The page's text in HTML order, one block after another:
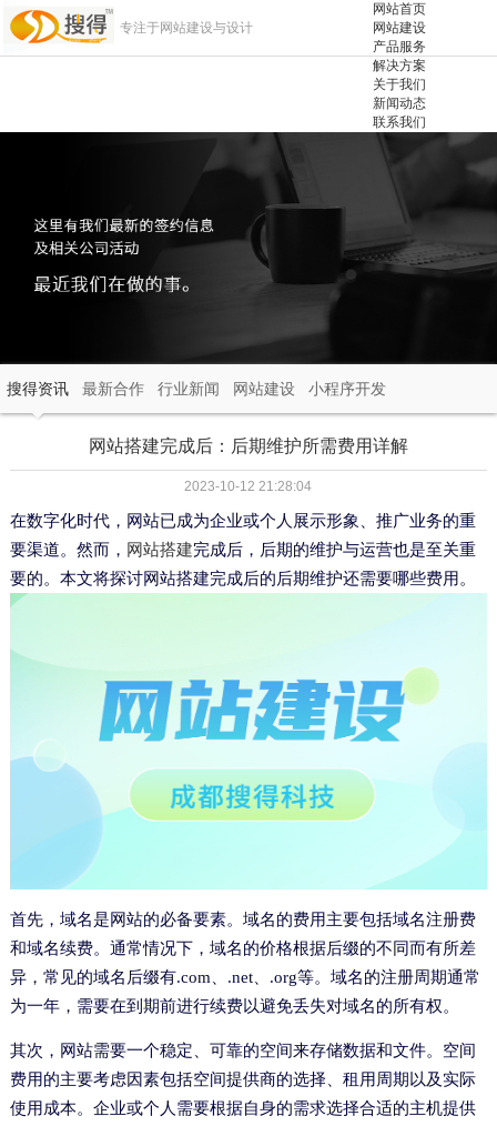
专注于网站建设与设计
网站首页
网站建设
产品服务
解决方案
关于我们
新闻动态
联系我们
搜得资讯 最新合作 行业新闻 网站建设 小程序开发
网站搭建完成后：后期维护所需费用详解
2023-10-12 21:28:04
在数字化时代，网站已成为企业或个人展示形象、推广业务的重
要渠道。然而， 网站搭建完成后，后期的维护与运营也是至关重
要的。本文将探讨网站搭建完成后的后期维护还需要哪些费用。
首先，域名是网站的必备要素。域名的费用主要包括域名注册费
和域名续费。通常情况下，域名的价格根据后缀的不同而有所差
异，常见的域名后缀有.com、.net、.org等。域名的注册周期通常
为一年，需要在到期前进行续费以避免丢失对域名的所有权。
其次，网站需要一个稳定、可靠的空间来存储数据和文件。空间
费用的主要考虑因素包括空间提供商的选择、租用周期以及实际
使用成本。企业或个人需要根据自身的需求选择合适的主机提供